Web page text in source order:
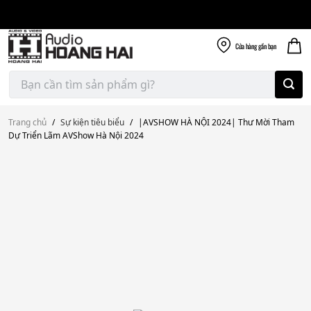
content
Cửa hànggần bạn
Tìm
kiếm:
Trang chủ / Sự kiện tiêu biểu / |AVSHOW HÀ NỘI 2024| Thư Mời Tham
Dự Triển Lãm AVShow Hà Nội 2024